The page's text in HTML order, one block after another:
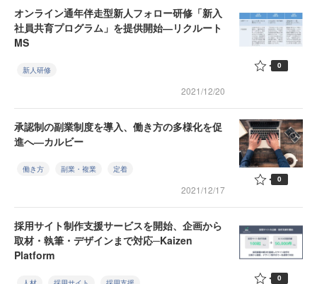
オンライン通年伴走型新人フォロー研修「新入
社員共育プログラム」を提供開始―リクルート
MS
新人研修
2021/12/20
0
承認制の副業制度を導入、働き方の多様化を促
進へ―カルビー
働き方 副業・複業 定着
2021/12/17
0
採用サイト制作支援サービスを開始、企画から
取材・執筆・デザインまで対応─Kaizen
Platform
0